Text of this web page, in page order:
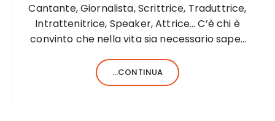
Cantante, Giornalista, Scrittrice, Traduttrice,
Intrattenitrice, Speaker, Attrice… C’è chi è
convinto che nella vita sia necessario saper
forse anche perché aiutato da una fortunata
formula del codice genetico, di cose ne…
...CONTINUA